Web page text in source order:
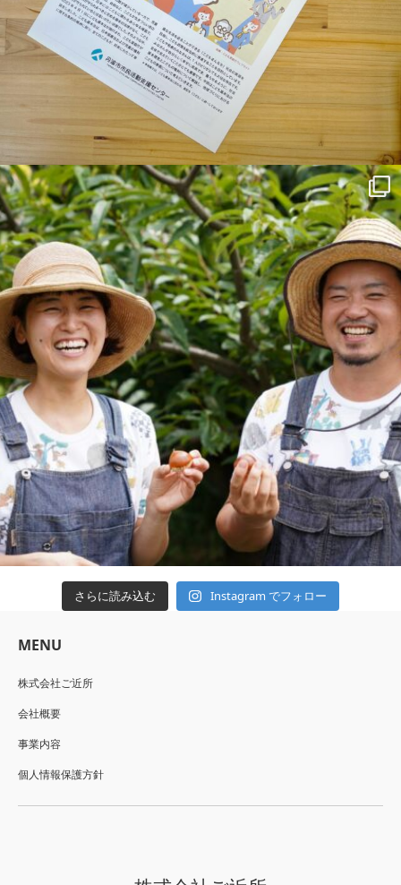
さらに読み込む Instagram でフォロー
MENU
株式会社ご近所
会社概要
事業内容
個人情報保護方針